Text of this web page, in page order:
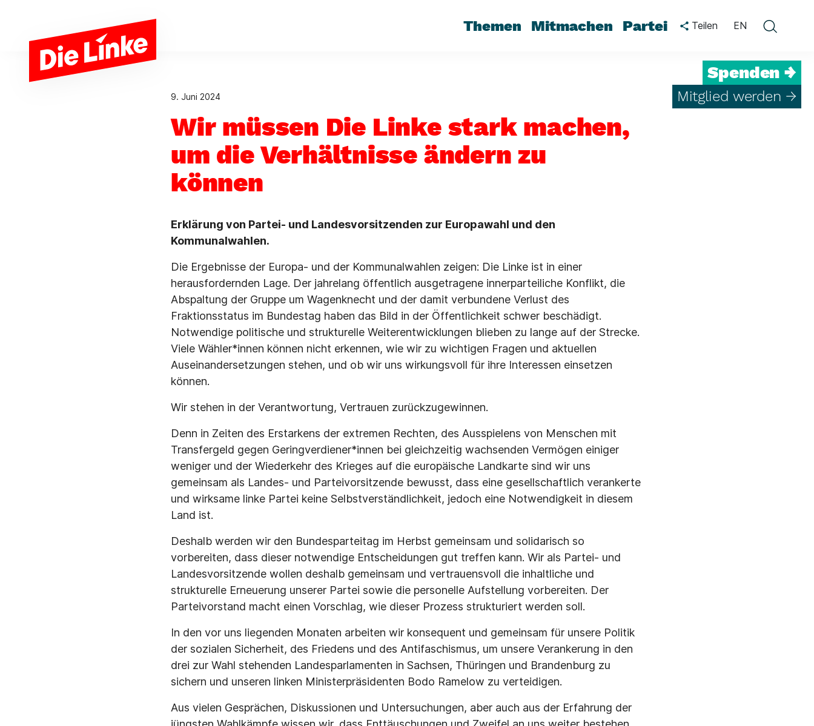
Themen Mitmachen Partei Teilen EN
Spenden →
Mitglied werden →
9. Juni 2024
Wir müssen Die Linke stark machen,
um die Verhältnisse ändern zu
können
Erklärung von Partei- und Landesvorsitzenden zur Europawahl und den
Kommunalwahlen.
Die Ergebnisse der Europa- und der Kommunalwahlen zeigen: Die Linke ist in einer
herausfordernden Lage. Der jahrelang öffentlich ausgetragene innerparteiliche Konflikt, die
Abspaltung der Gruppe um Wagenknecht und der damit verbundene Verlust des
Fraktionsstatus im Bundestag haben das Bild in der Öffentlichkeit schwer beschädigt.
Notwendige politische und strukturelle Weiterentwicklungen blieben zu lange auf der Strecke.
Viele Wähler*innen können nicht erkennen, wie wir zu wichtigen Fragen und aktuellen
Auseinandersetzungen stehen, und ob wir uns wirkungsvoll für ihre Interessen einsetzen
können.
Wir stehen in der Verantwortung, Vertrauen zurückzugewinnen.
Denn in Zeiten des Erstarkens der extremen Rechten, des Ausspielens von Menschen mit
Transfergeld gegen Geringverdiener*innen bei gleichzeitig wachsenden Vermögen einiger
weniger und der Wiederkehr des Krieges auf die europäische Landkarte sind wir uns
gemeinsam als Landes- und Parteivorsitzende bewusst, dass eine gesellschaftlich verankerte
und wirksame linke Partei keine Selbstverständlichkeit, jedoch eine Notwendigkeit in diesem
Land ist.
Deshalb werden wir den Bundesparteitag im Herbst gemeinsam und solidarisch so
vorbereiten, dass dieser notwendige Entscheidungen gut treffen kann. Wir als Partei- und
Landesvorsitzende wollen deshalb gemeinsam und vertrauensvoll die inhaltliche und
strukturelle Erneuerung unserer Partei sowie die personelle Aufstellung vorbereiten. Der
Parteivorstand macht einen Vorschlag, wie dieser Prozess strukturiert werden soll.
In den vor uns liegenden Monaten arbeiten wir konsequent und gemeinsam für unsere Politik
der sozialen Sicherheit, des Friedens und des Antifaschismus, um unsere Verankerung in den
drei zur Wahl stehenden Landesparlamenten in Sachsen, Thüringen und Brandenburg zu
sichern und unseren linken Ministerpräsidenten Bodo Ramelow zu verteidigen.
Aus vielen Gesprächen, Diskussionen und Untersuchungen, aber auch aus der Erfahrung der